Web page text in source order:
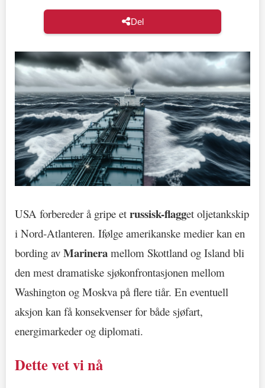
Del
USA forbereder å gripe et russisk-flagget oljetankskip
i Nord-Atlanteren. Ifølge amerikanske medier kan en
bording av Marinera mellom Skottland og Island bli
den mest dramatiske sjøkonfrontasjonen mellom
Washington og Moskva på flere tiår. En eventuell
aksjon kan få konsekvenser for både sjøfart,
energimarkeder og diplomati.
Dette vet vi nå